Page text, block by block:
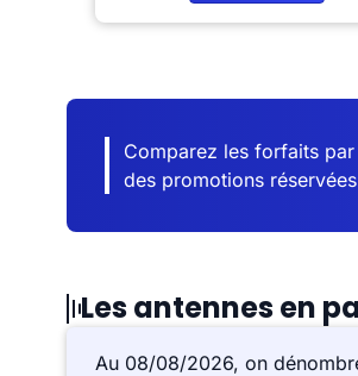
Comparez les forfaits
des promotions
Les antennes en
Au 08/08/2026, on